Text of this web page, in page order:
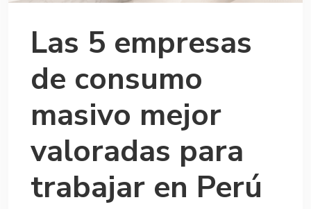
Las 5 empresas
de consumo
masivo mejor
valoradas para
trabajar en Perú